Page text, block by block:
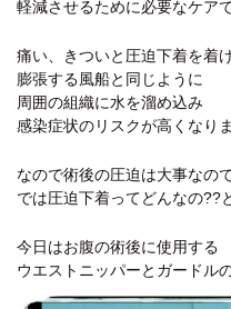
軽減させるために必要なケアで
痛い、きついと圧迫下着を着
膨張する風船と同じように
周囲の組織に水を溜め込み
感染症状のリスクが高くなり
なので術後の圧迫は大事なので
では圧迫下着ってどんなの??
今日はお腹の術後に使用する
ウエストニッパーとガードル